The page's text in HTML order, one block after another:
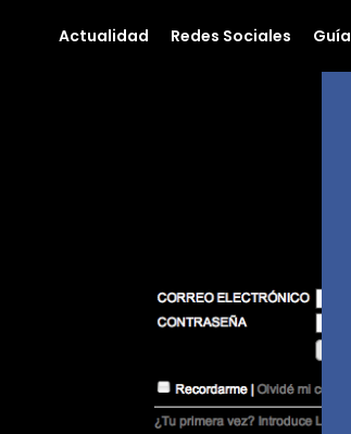
Actualidad Redes Sociales